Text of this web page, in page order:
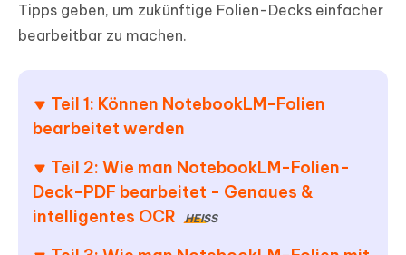
Tipps geben, um zukünftige Folien-Decks einfacher
bearbeitbar zu machen.
Teil 1: Können NotebookLM-Folien
bearbeitet werden
Teil 2: Wie man NotebookLM-Folien-
Deck-PDF bearbeitet - Genaues &
intelligentes OCR
HEISS